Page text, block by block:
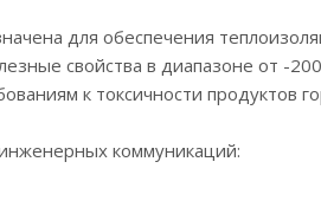
для обеспечения
свойства в диапазоне от -
к токсичности продуктов
коммуникаций: